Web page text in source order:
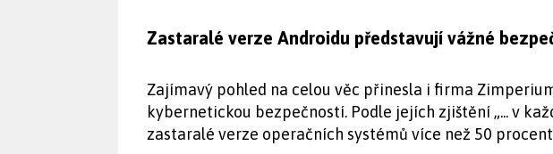
Zastaralé verze Androidu představují vážné
Zajímavý pohled na celou věc přinesla i firma
kybernetickou bezpečností. Podle jejích zjištění „... v
zastaralé verze operačních systémů více než 50